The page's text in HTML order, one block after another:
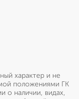
характер и не
положениями ГК
о наличии, видах,